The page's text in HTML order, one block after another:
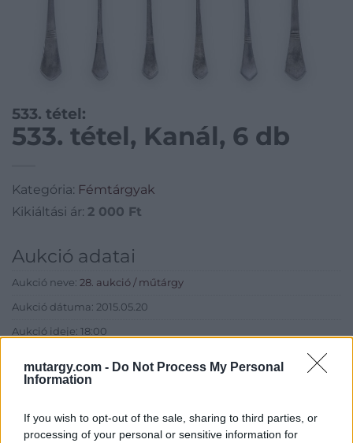
mutargy.com - Do Not Process My Personal
Information
If you wish to opt-out of the sale, sharing to third parties, or
processing of your personal or sensitive information for
533. tétel:
533. tétel, Kanál, 6 db
Kategória: Fémtárgyak
Kikiáltási ár: 2 000 Ft
Aukció adatai
Aukció neve: 28. aukció / műtárgy
Aukció dátuma: 2015.05.20
Aukció ideje: 18:00
Tételszám: 533
Eladó adatai